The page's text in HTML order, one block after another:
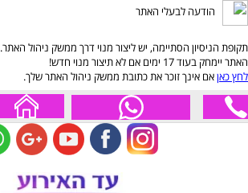
הודעה לבעלי האתר
תקופת הניסיון הסתיימה, יש ליצור מנוי דרך ממשק ניהול האתר.
האתר יימחק בעוד 17 ימים אם לא תיצור מנוי חדש!
לחץ כאןאם אינך זוכר את כתובת ממשק ניהול האתר שלך.